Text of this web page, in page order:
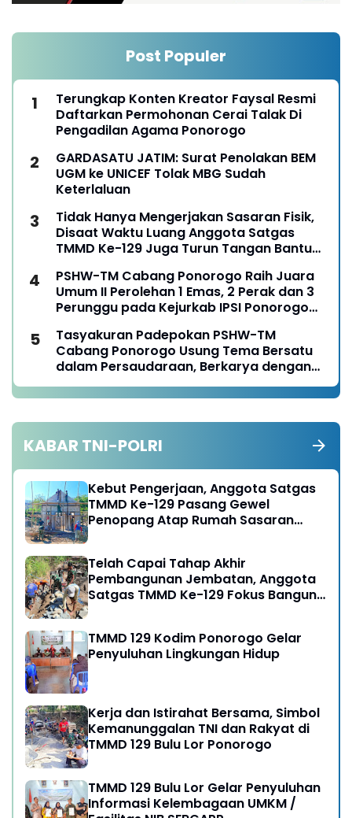
Post Populer
Terungkap Konten Kreator Faysal Resmi
Daftarkan Permohonan Cerai Talak Di
Pengadilan Agama Ponorogo
GARDASATU JATIM: Surat Penolakan BEM
UGM ke UNICEF Tolak MBG Sudah
Keterlaluan
Tidak Hanya Mengerjakan Sasaran Fisik,
Disaat Waktu Luang Anggota Satgas
TMMD Ke-129 Juga Turun Tangan Bantu
PSHW-TM Cabang Ponorogo Raih Juara
Umum II Perolehan 1 Emas, 2 Perak dan 3
Perunggu pada Kejurkab IPSI Ponorogo
Tasyakuran Padepokan PSHW-TM
Cabang Ponorogo Usung Tema Bersatu
dalam Persaudaraan, Berkarya dengan
Keikhlasan dan Mengabdi dengan
Tanggungjawab
KABAR TNI-POLRI
Kebut Pengerjaan, Anggota Satgas
TMMD Ke-129 Pasang Gewel
Penopang Atap Rumah Sasaran
Telah Capai Tahap Akhir
Pembangunan Jembatan, Anggota
Satgas TMMD Ke-129 Fokus Bangun
TMMD 129 Kodim Ponorogo Gelar
Penyuluhan Lingkungan Hidup
Kerja dan Istirahat Bersama, Simbol
Kemanunggalan TNI dan Rakyat di
TMMD 129 Bulu Lor Ponorogo
TMMD 129 Bulu Lor Gelar Penyuluhan
Informasi Kelembagaan UMKM /